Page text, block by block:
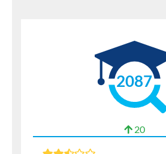
2087
20